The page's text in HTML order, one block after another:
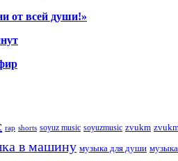
от всей души!»
rap shorts soyuz music soyuzmusic zvukm
в машину музыка для души